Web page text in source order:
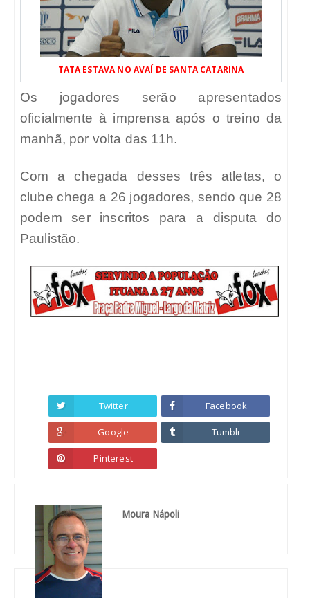
TATA ESTAVA NO AVAÍ DE SANTA CATARINA
Os jogadores serão apresentados
oficialmente à imprensa após o treino da
manhã, por volta das 11h.
Com a chegada desses três atletas, o
clube chega a 26 jogadores, sendo que 28
podem ser inscritos para a disputa do
Paulistão.
Twitter Facebook
Google Tumblr
Pinterest
Moura Nápoli